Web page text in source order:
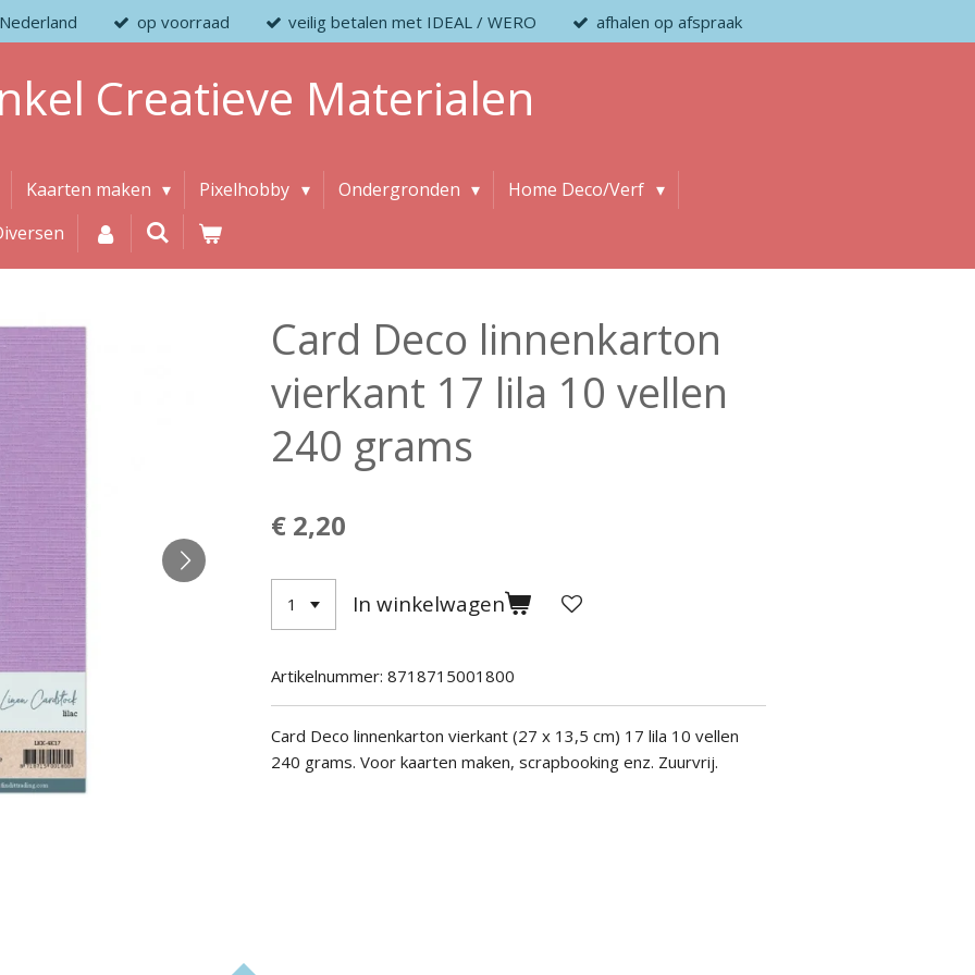
op voorraad veilig betalen met IDEAL / WERO afhalen op afspraak
Creatieve Materialen
Kaarten maken Pixelhobby Ondergronden
Home Deco/Verf
Card Deco linnenkarton
vierkant 17 lila 10 vellen
240 grams
€ 2,20
In winkelwagen
Artikelnummer: 8718715001800
Card Deco linnenkarton vierkant (27 x 13,5 cm) 17 lila 10 vellen
240 grams. Voor kaarten maken, scrapbooking enz. Zuurvrij.